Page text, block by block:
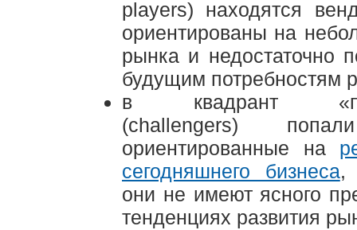
players) находятся
ориентированы на
рынка и недостаточно
будущим потребностям
в квадрант
(challengers)
ориентированные на
сегодняшнего бизнеса,
они не имеют ясного
тенденциях развития